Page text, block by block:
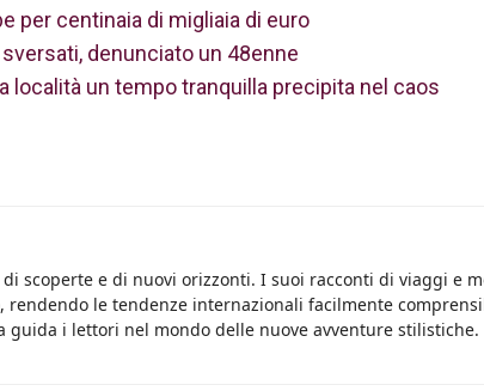
per centinaia di migliaia di euro
denunciato un 48enne
località un tempo tranquilla precipita nel caos
scoperte e di nuovi orizzonti. I suoi racconti di viaggi e
le tendenze internazionali facilmente
guida i lettori nel mondo delle nuove avventure stilistiche.